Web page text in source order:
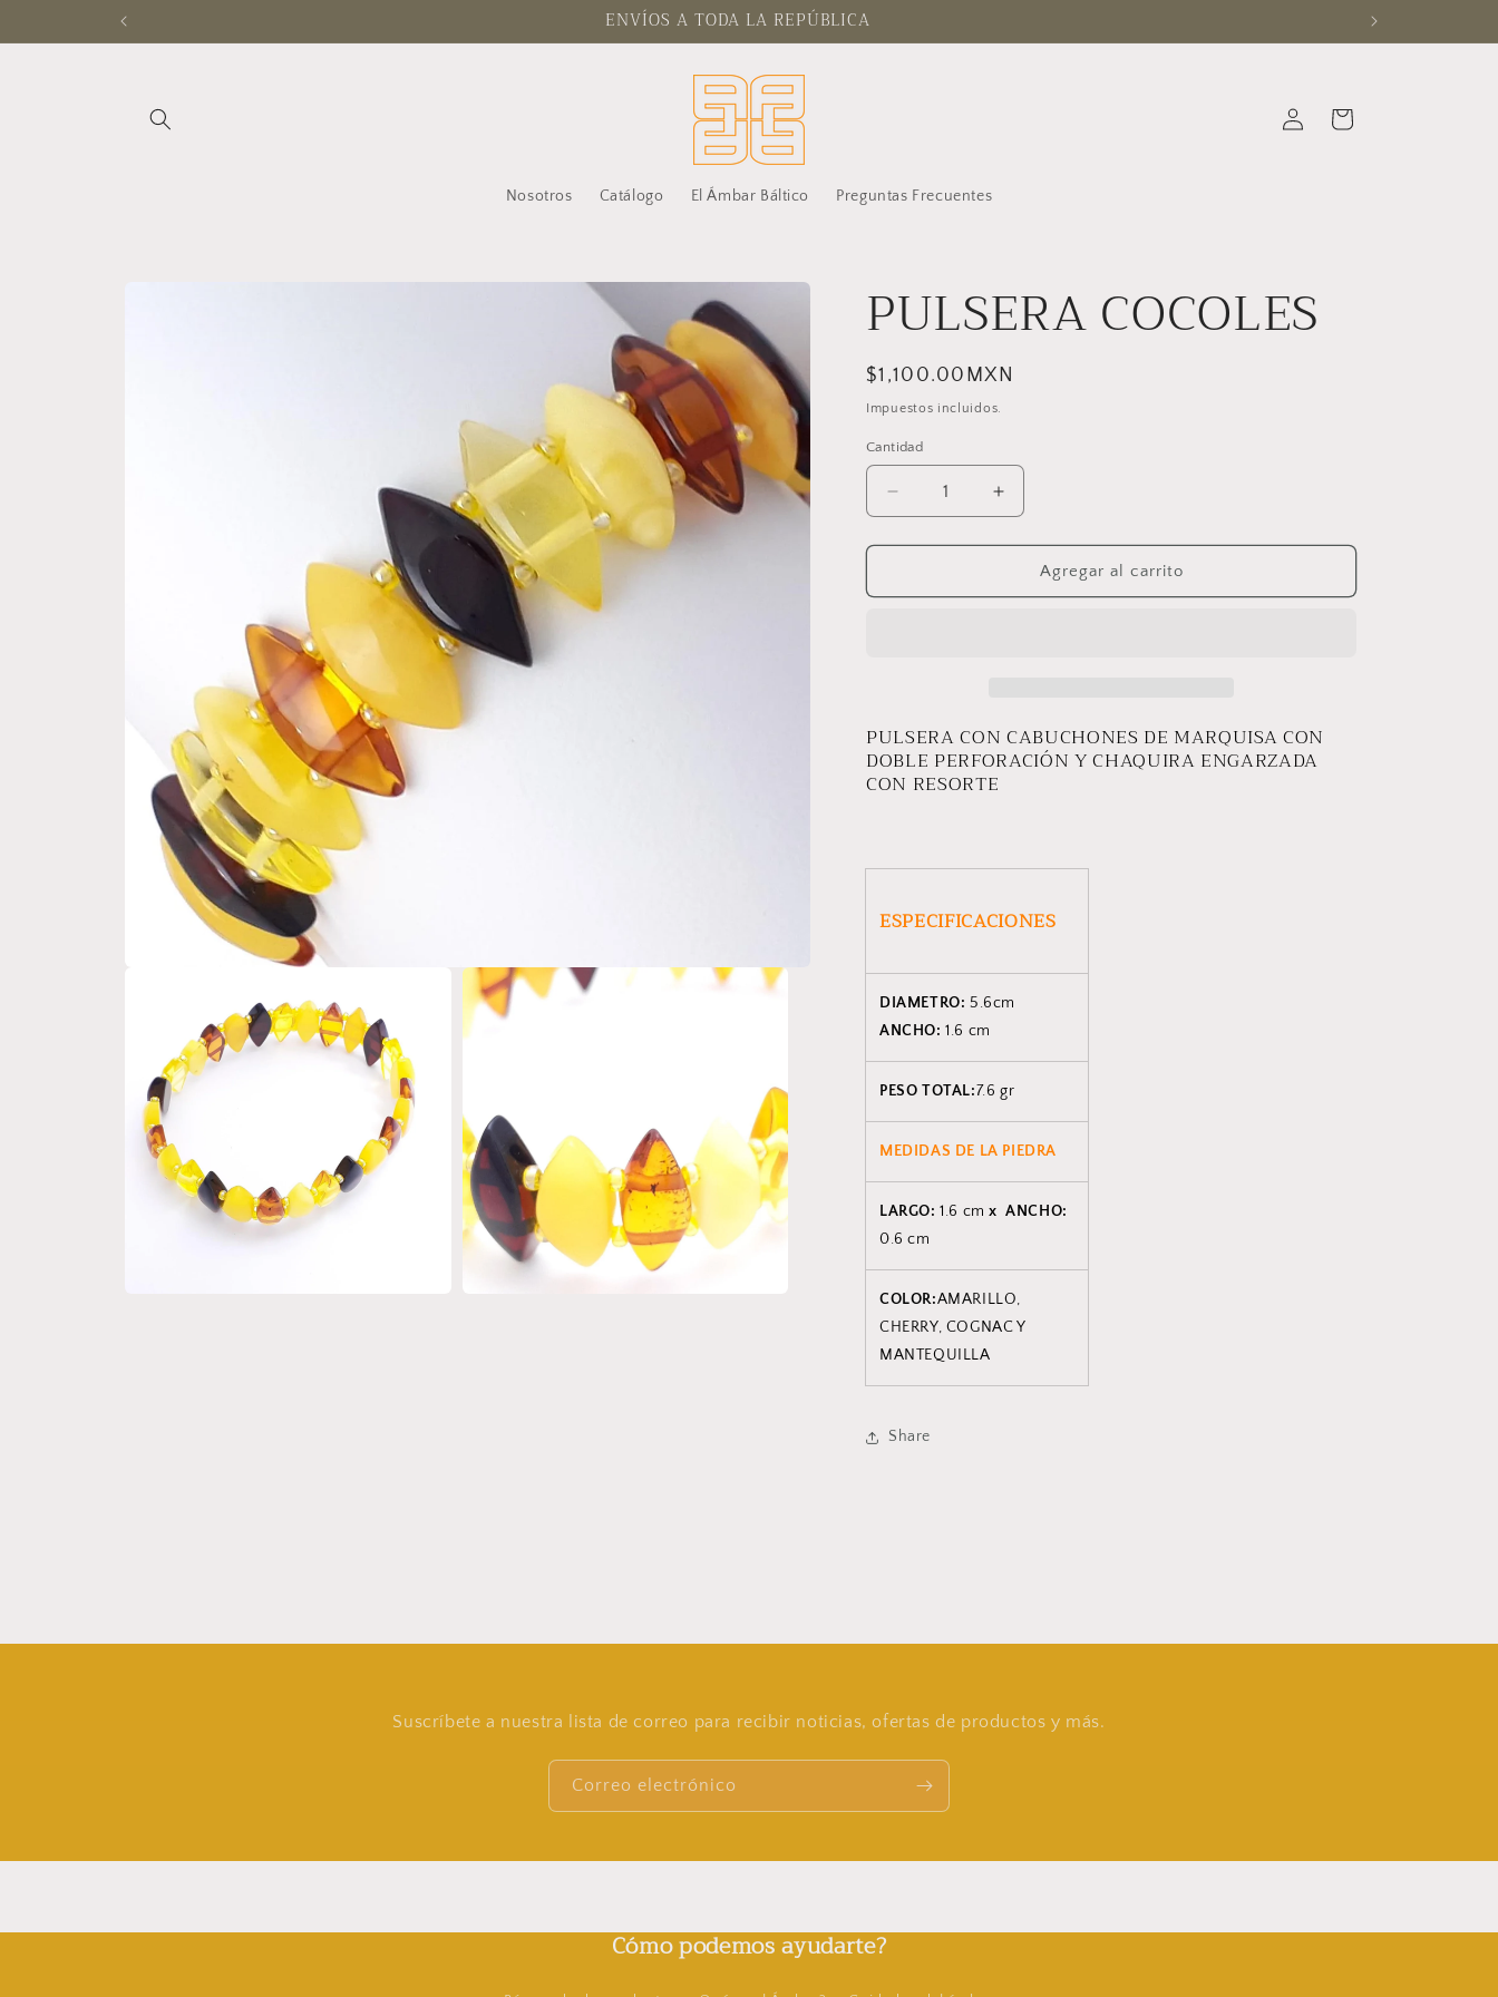
directamente
al contenido
ENVÍOS A TODA LA REPÚBLICA
Nosotros Catálogo El Ámbar Báltico Preguntas Frecuentes
sesión
Carrito
PULSERA COCOLES
Precio
habitual
$1,100.00MXN
Impuestos incluidos.
Cantidad
Reducir
cantidad
para
COCOLES
Aumentar
cantidad
para
PULSERA
COCOLES
Agregar al carrito
PULSERA CON CABUCHONES DE MARQUISA CON
DOBLE PERFORACIÓN Y CHAQUIRA ENGARZADA
CON RESORTE
ESPECIFICACIONES
DIAMETRO: 5.6cm
ANCHO:1.6 cm
PESO TOTAL:7.6 gr
MEDIDAS DE LA PIEDRA
LARGO:1.6 cmx ANCHO:
0.6 cm
COLOR:AMARILLO,
CHERRY, COGNAC Y
MANTEQUILLA
Share
Suscríbete a nuestra lista de correo para recibir noticias, ofertas de productos y más.
Correo electrónico
Cómo podemos ayudarte?